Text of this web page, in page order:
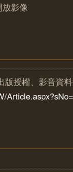
影像
版授權、影音資